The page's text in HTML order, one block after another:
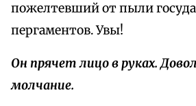
пожелтевший от пыли
пергаментов. Увы!
Он прячет лицо в руках.
молчание.